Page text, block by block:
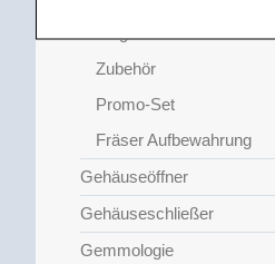
Zubehör
Promo-Set
Fräser Aufbewahrung
Gehäuseöffner
Gehäuseschließer
Gemmologie